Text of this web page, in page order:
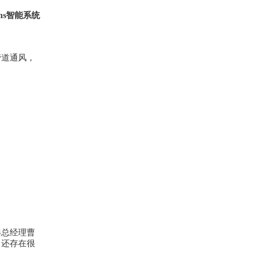
智能系统
通风，
经理曹
存在很